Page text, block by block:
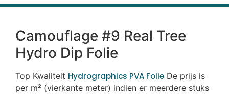
Camouflage #9 Real Tree
Hydro Dip Folie
Top Kwaliteit Hydrographics PVA Folie De prijs is
per m² (vierkante meter) indien er meerdere stuks